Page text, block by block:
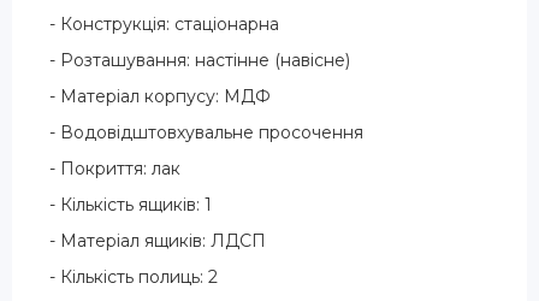
- Конструкція: стаціонарна
- Розташування: настінне (навісне)
- Матеріал корпусу: МДФ
- Водовідштовхувальне просочення
- Покриття: лак
- Кількість ящиків: 1
- Матеріал ящиків: ЛДСП
- Кількість полиць: 2